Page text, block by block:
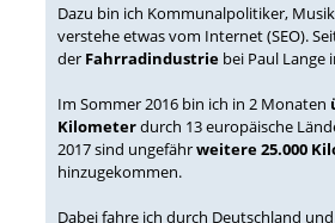
Dazu bin ich Kommunalpolitiker,
verstehe etwas vom Internet (SEO).
der Fahrradindustrie bei Paul Lange
Im Sommer 2016 bin ich in 2 Monaten
Kilometerdurch 13 europäische
2017 sind ungefährweitere 25.000
hinzugekommen.
Dabei fahre ich durch Deutschland